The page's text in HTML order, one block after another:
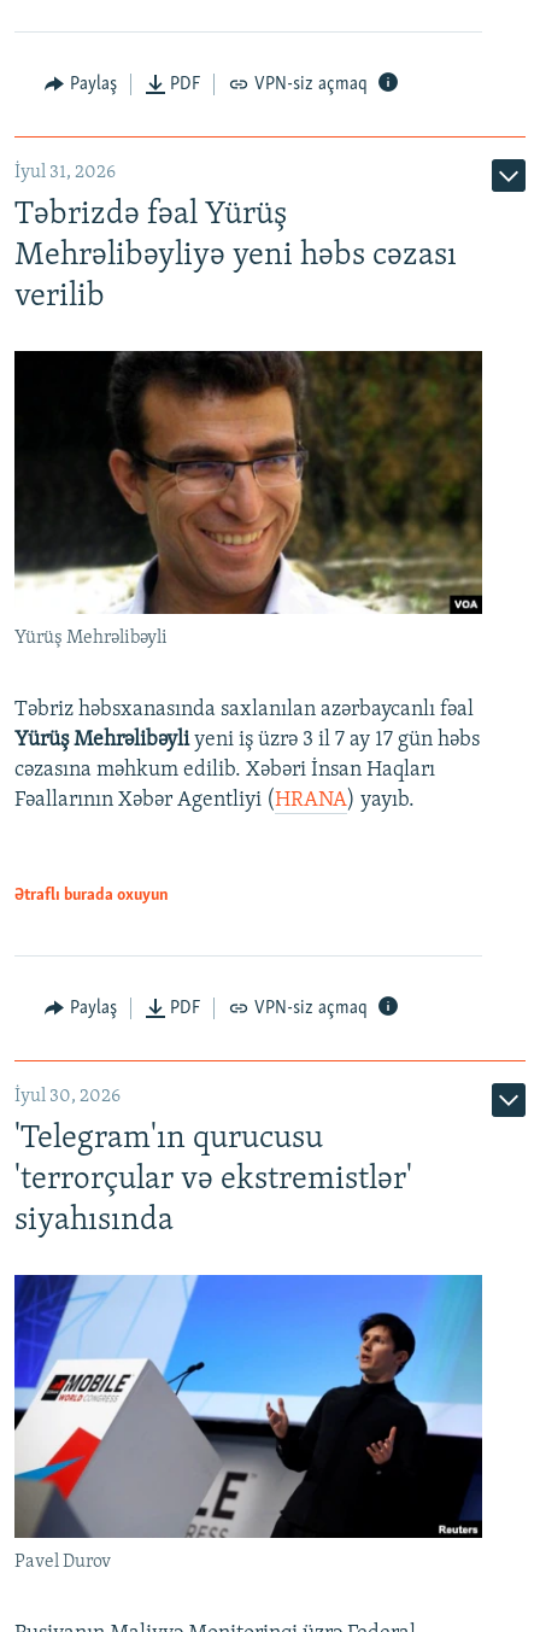
Paylaş PDF VPN-siz açmaq
İyul 31, 2026
Təbrizdə fəal Yürüş
Mehrəlibəyliyə yeni həbs cəzası
verilib
Yürüş Mehrəlibəyli
Təbriz həbsxanasında saxlanılan azərbaycanlı fəal
Yürüş Mehrəlibəyliyeni iş üzrə 3 il 7 ay 17 gün həbs
cəzasına məhkum edilib. Xəbəri İnsan Haqları
Fəallarının Xəbər Agentliyi (HRANA) yayıb.
Ətraflı burada oxuyun
Paylaş PDF VPN-siz açmaq
İyul 30, 2026
'Telegram'ın qurucusu
'terrorçular və ekstremistlər'
siyahısında
Pavel Durov